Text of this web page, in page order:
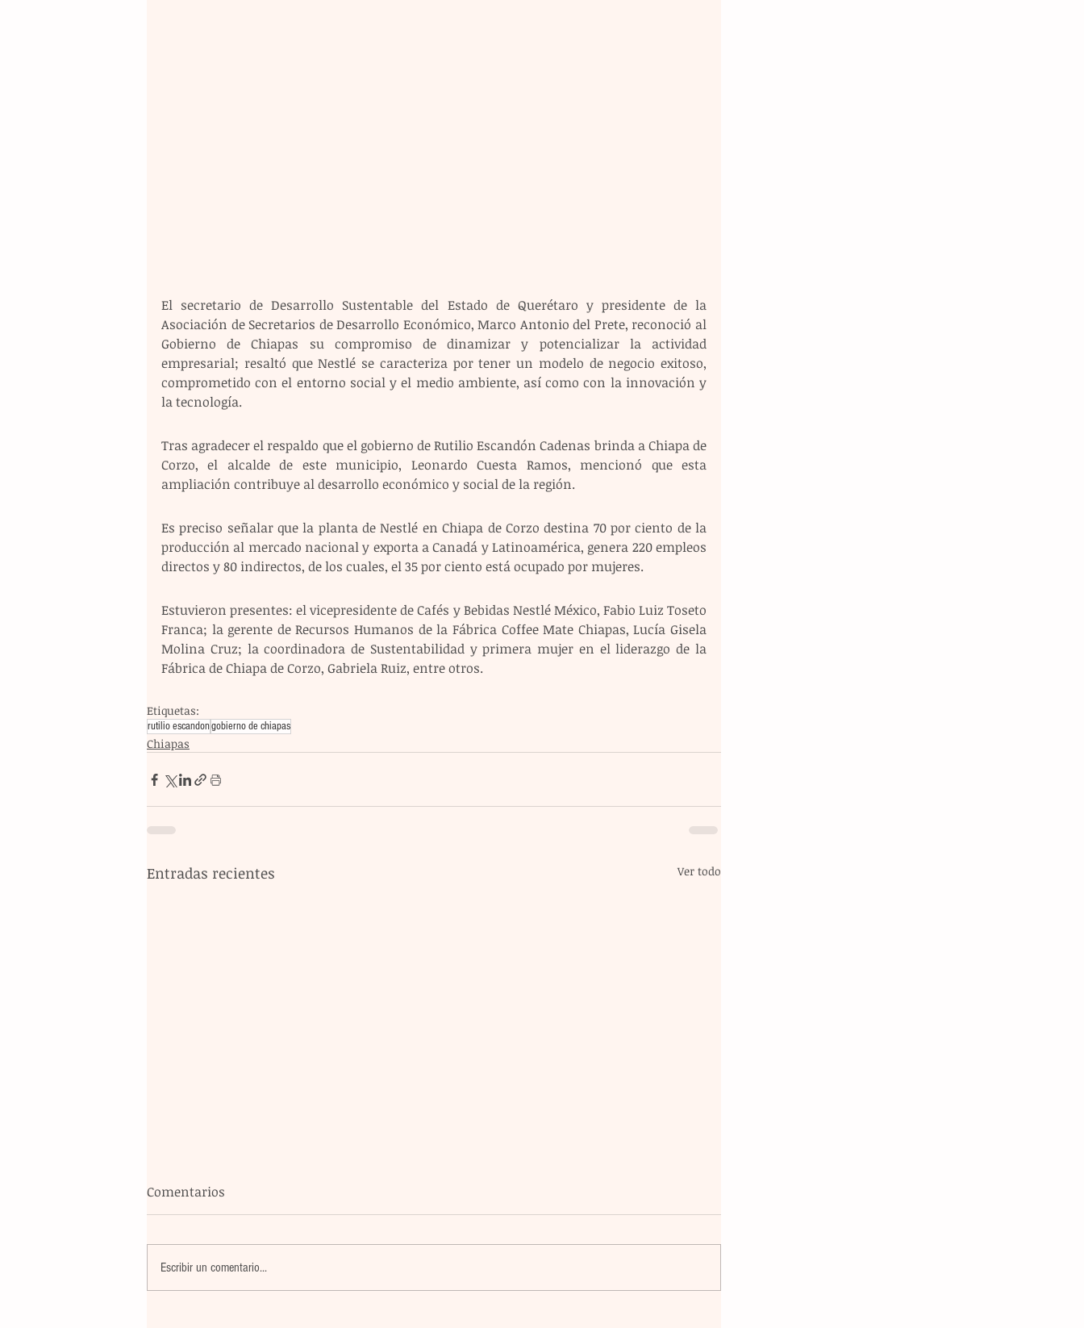
El secretario de Desarrollo Sustentable del Estado de Querétaro y presidente de la
Asociación de Secretarios de Desarrollo Económico, Marco Antonio del Prete, reconoció al
Gobierno de Chiapas su compromiso de dinamizar y potencializar la actividad
empresarial; resaltó que Nestlé se caracteriza por tener un modelo de negocio exitoso,
comprometido con el entorno social y el medio ambiente, así como con la innovación y
la tecnología.
Tras agradecer el respaldo que el gobierno de Rutilio Escandón Cadenas brinda a Chiapa de
Corzo, el alcalde de este municipio, Leonardo Cuesta Ramos, mencionó que esta
ampliación contribuye al desarrollo económico y social de la región.
Es preciso señalar que la planta de Nestlé en Chiapa de Corzo destina 70 por ciento de la
producción al mercado nacional y exporta a Canadá y Latinoamérica, genera 220 empleos
directos y 80 indirectos, de los cuales, el 35 por ciento está ocupado por mujeres.
Estuvieron presentes: el vicepresidente de Cafés y Bebidas Nestlé México, Fabio Luiz Toseto
Franca; la gerente de Recursos Humanos de la Fábrica Coffee Mate Chiapas, Lucía Gisela
Molina Cruz; la coordinadora de Sustentabilidad y primera mujer en el liderazgo de la
Fábrica de Chiapa de Corzo, Gabriela Ruiz, entre otros.
Etiquetas:
rutilio escandongobierno de chiapas
Chiapas
Entradas recientes Ver todo
Comentarios
Escribir un comentario...